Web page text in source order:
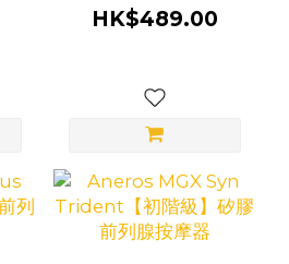
級】前列腺按摩器
HK$489.00